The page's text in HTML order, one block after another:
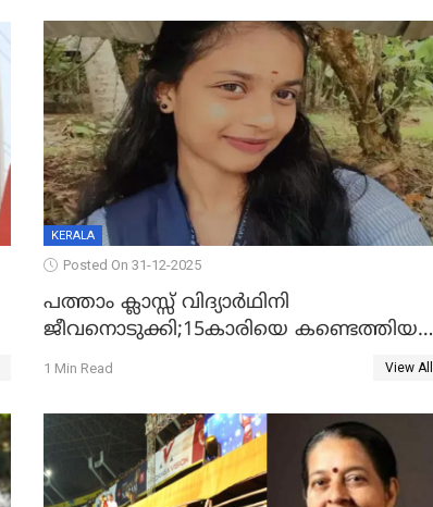
KERALA
Posted On 31-12-2025
പത്താം ക്ലാസ്സ് വിദ്യാര്‍ഥിനി
ജീവനൊടുക്കി;15കാരിയെ കണ്ടെത്തിയത്
കിടപ്പുമുറിയില്‍ തൂങ്ങി മരിച്ച നിലയിൽ
1 Min Read View All